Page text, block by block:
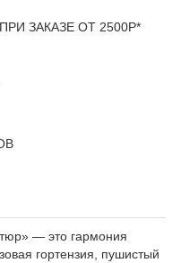
ЗАКАЗЕ ОТ 2500Р*
— это гармония
гортензия, пушистый